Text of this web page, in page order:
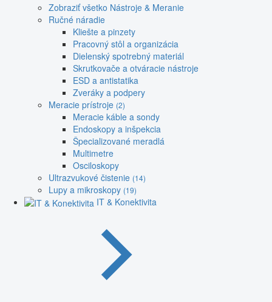
Zobraziť všetko Nástroje & Meranie
Ručné náradie
Kliešte a pinzety
Pracovný stôl a organizácia
Dielenský spotrebný materiál
Skrutkovače a otváracie nástroje
ESD a antistatika
Zveráky a podpery
Meracie prístroje (2)
Meracie káble a sondy
Endoskopy a inšpekcia
Špecializované meradlá
Multimetre
Osciloskopy
Ultrazvukové čistenie (14)
Lupy a mikroskopy (19)
IT & Konektivita